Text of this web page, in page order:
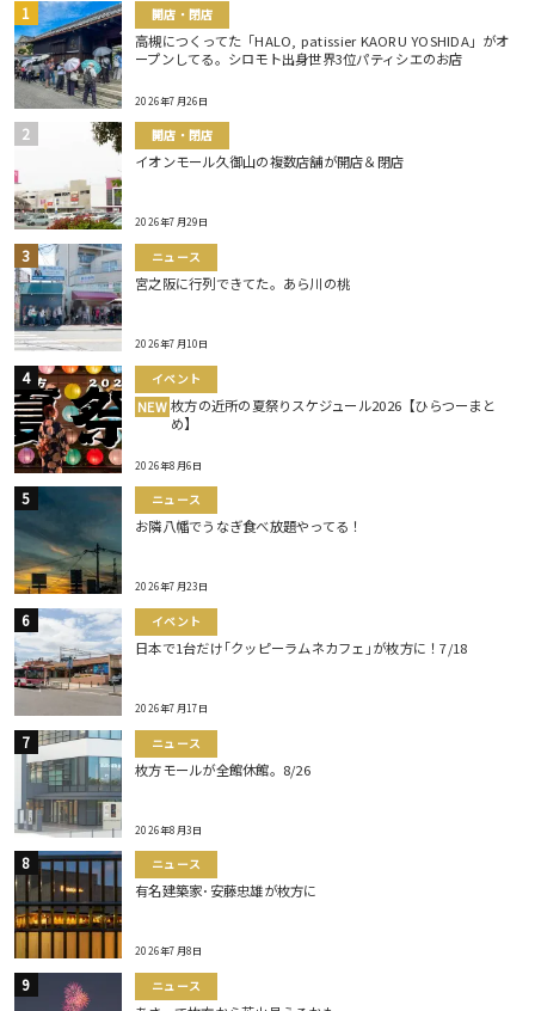
開店・閉店
高槻につくってた「HALO, patissier KAORU YOSHIDA」がオ
ープンしてる。シロモト出身世界3位パティシエのお店
2026年7月26日
開店・閉店
イオンモール久御山の複数店舗が開店＆閉店
2026年7月29日
ニュース
宮之阪に行列できてた。あら川の桃
2026年7月10日
イベント
NEW 枚方の近所の夏祭りスケジュール2026【ひらつーまと
め】
2026年8月6日
ニュース
お隣八幡でうなぎ食べ放題やってる！
2026年7月23日
イベント
日本で1台だけ｢クッピーラムネカフェ｣が枚方に！7/18
2026年7月17日
ニュース
枚方モールが全館休館。8/26
2026年8月3日
ニュース
有名建築家･安藤忠雄が枚方に
2026年7月8日
ニュース